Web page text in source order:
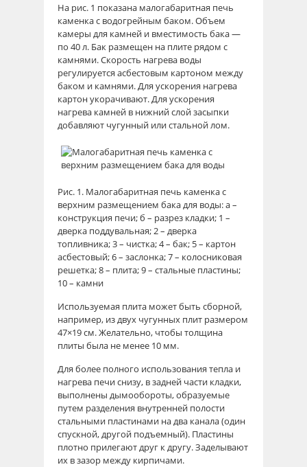
На рис. 1 показана малогабаритная печь
каменка с водогрейным баком. Объем
камеры для камней и вместимость бака —
по 40 л. Бак размещен на плите рядом с
камнями. Скорость нагрева воды
регулируется асбестовым картоном между
баком и камнями. Для ускорения нагрева
картон укорачивают. Для ускорения
нагрева камней в нижний слой засыпки
добавляют чугунный или стальной лом.
Рис. 1. Малогабаритная печь каменка с
верхним размещением бака для воды: а –
конструкция печи; б – разрез кладки; 1 –
дверка поддувальная; 2 – дверка
топливника; 3 – чистка; 4 – бак; 5 – картон
асбестовый; 6 – заслонка; 7 – колосниковая
решетка; 8 – плита; 9 – стальные пластины;
10 – камни
Используемая плита может быть сборной,
например, из двух чугунных плит размером
47×19 см. Желательно, чтобы толщина
плиты была не менее 10 мм.
Для более полного использования тепла и
нагрева печи снизу, в задней части кладки,
выполнены дымообороты, образуемые
путем разделения внутренней полости
стальными пластинами на два канала (один
спускной, другой подъемный). Пластины
плотно прилегают друг к другу. Заделывают
их в зазор между кирпичами.